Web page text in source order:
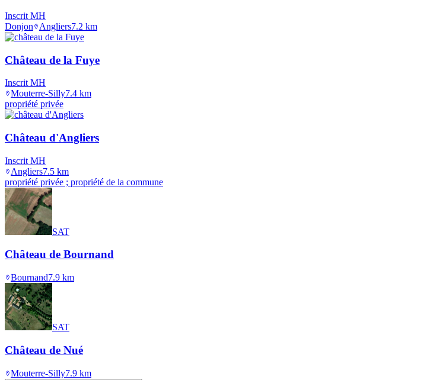
Inscrit MH
Donjon
Angliers7.2 km
Château de la Fuye
Inscrit MH
Mouterre-Silly7.4 km
propriété privée
Château d'Angliers
Inscrit MH
Angliers7.5 km
propriété privée ; propriété de la commune
SAT
Château de Bournand
Bournand7.9 km
SAT
Château de Nué
Mouterre-Silly7.9 km